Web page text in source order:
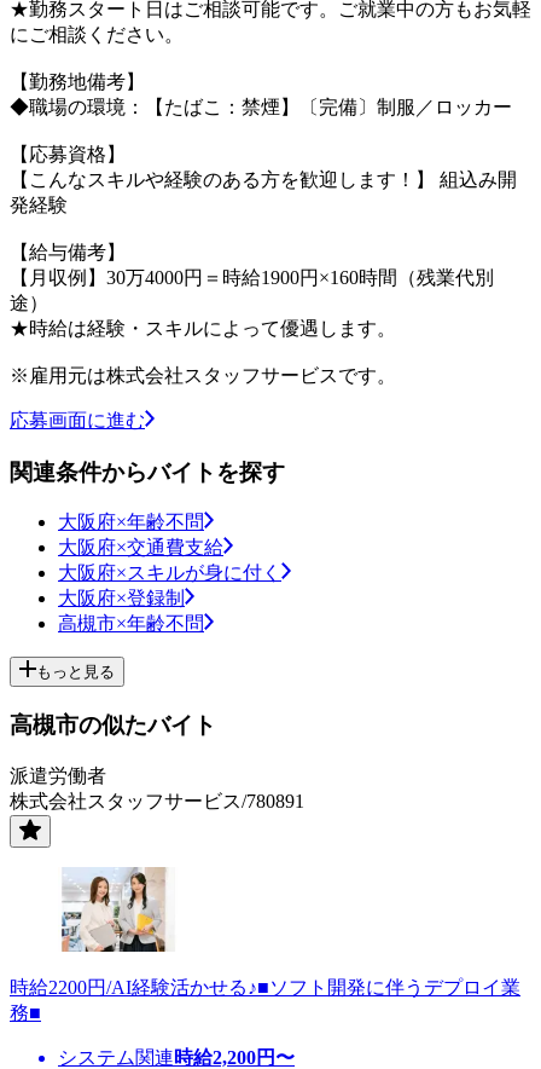
★勤務スタート日はご相談可能です。ご就業中の方もお気軽
にご相談ください。
【勤務地備考】
◆職場の環境：【たばこ：禁煙】〔完備〕制服／ロッカー
【応募資格】
【こんなスキルや経験のある方を歓迎します！】 組込み開
発経験
【給与備考】
【月収例】30万4000円＝時給1900円×160時間（残業代別
途）
★時給は経験・スキルによって優遇します。
※雇用元は株式会社スタッフサービスです。
応募画面に進む
関連条件からバイトを探す
大阪府×年齢不問
大阪府×交通費支給
大阪府×スキルが身に付く
大阪府×登録制
高槻市×年齢不問
もっと見る
高槻市の似たバイト
派遣労働者
株式会社スタッフサービス/780891
時給2200円/AI経験活かせる♪■ソフト開発に伴うデプロイ業
務■
システム関連時給2,200円〜